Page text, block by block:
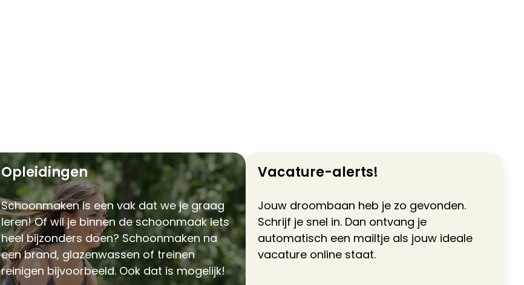
Opleidingen
Schoonmaken is een vak dat we je graag
leren! Of wil je binnen de schoonmaak iets
heel bijzonders doen? Schoonmaken na
een brand, glazenwassen of treinen
reinigen bijvoorbeeld. Ook dat is mogelijk!
Vacature-alerts!
Jouw droombaan heb je zo gevonden.
Schrijf je snel in. Dan ontvang je
automatisch een mailtje als jouw ideale
vacature online staat.